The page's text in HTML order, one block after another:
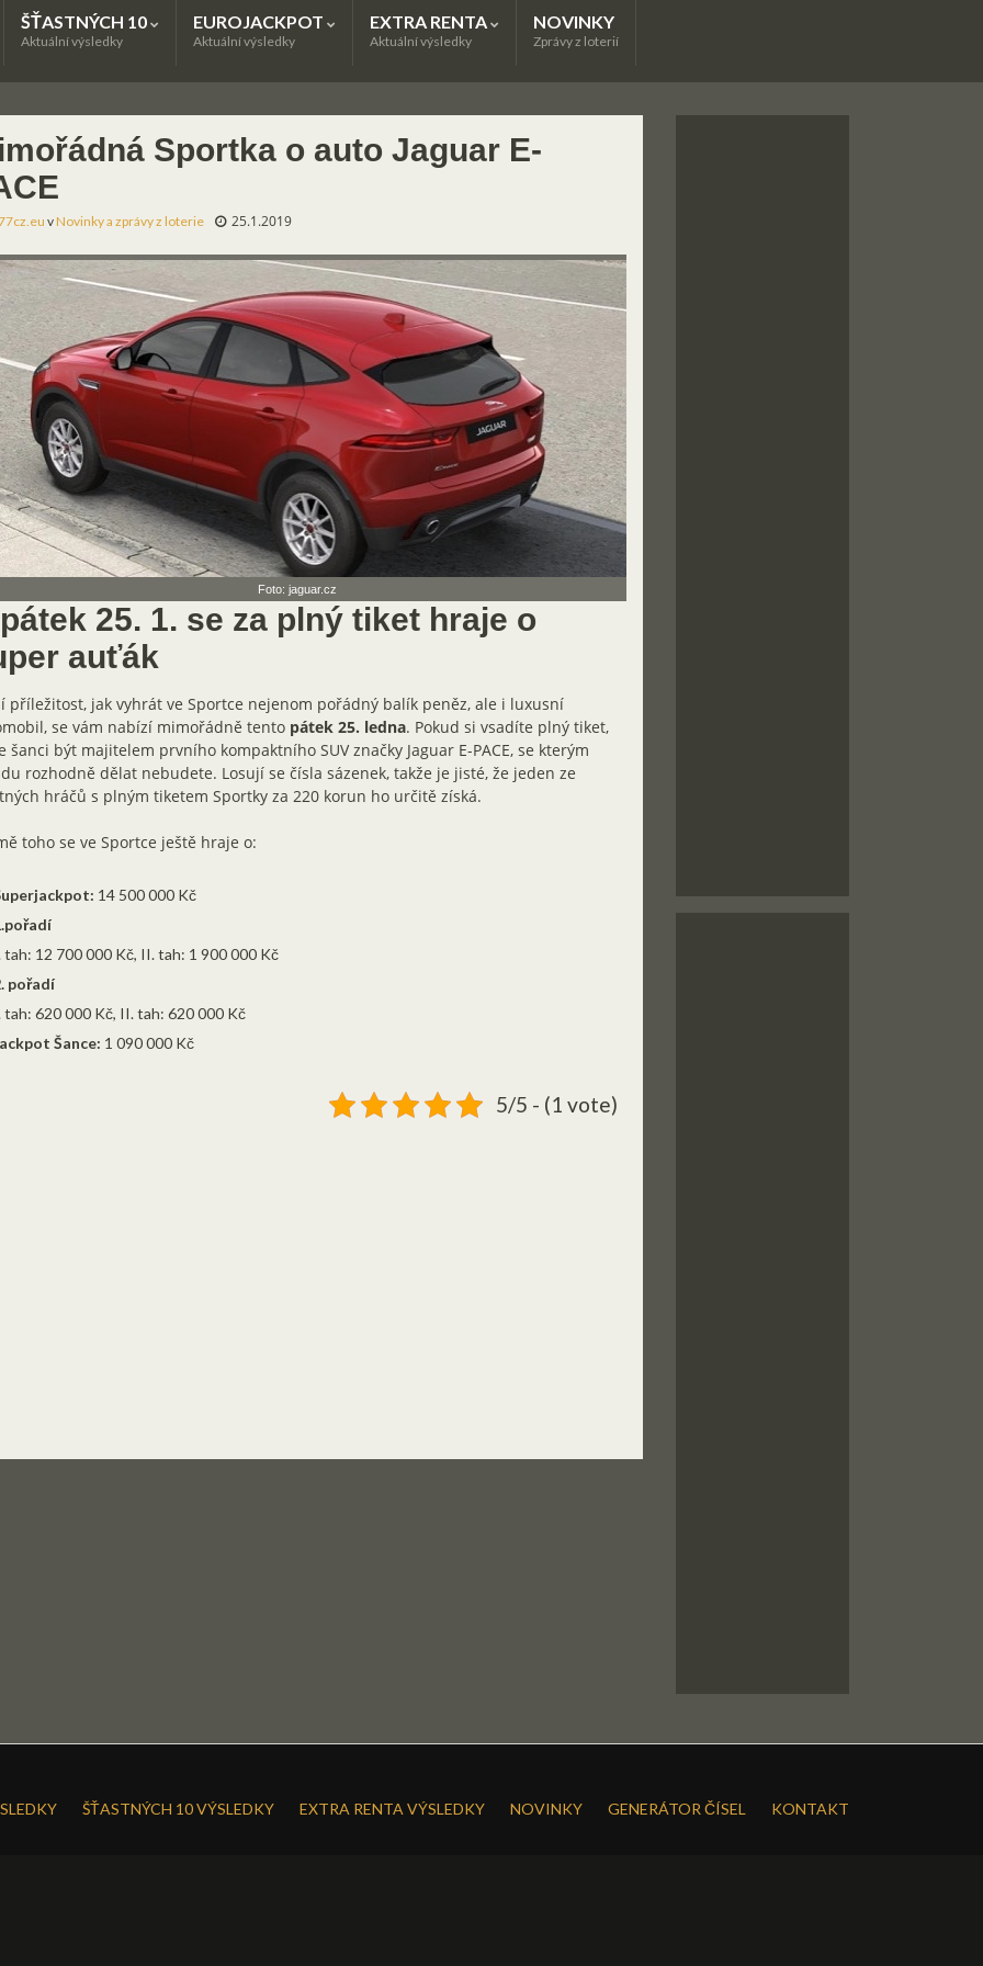
ŠŤASTNÝCH 10
Aktuální výsledky
EUROJACKPOT
Aktuální výsledky
EXTRA RENTA
Aktuální výsledky
NOVINKY
Zprávy z loterií
Sportka o auto Jaguar E-
vNovinky a zprávy z loterie 25.1.2019
Foto: jaguar.cz
25. 1. se za plný tiket hraje o
auťák
příležitost, jak vyhrát ve Sportce nejenom pořádný balík peněz, ale i luxusní
se vám nabízí mimořádně tento pátek 25. ledna. Pokud si vsadíte plný tiket,
šanci být majitelem prvního kompaktního SUV značky Jaguar E-PACE, se kterým
rozhodně dělat nebudete. Losují se čísla sázenek, takže je jisté, že jeden ze
hráčů s plným tiketem Sportky za 220 korun ho určitě získá.
toho se ve Sportce ještě hraje o:
14 500 000 Kč
tah: 12 700 000 Kč, II. tah: 1 900 000 Kč
pořadí
tah: 620 000 Kč, II. tah: 620 000 Kč
Šance: 1 090 000 Kč
5/5 - (1 vote)
ŠŤASTNÝCH 10 VÝSLEDKY EXTRA RENTA VÝSLEDKY NOVINKY GENERÁTOR ČÍSEL
KONTAKT